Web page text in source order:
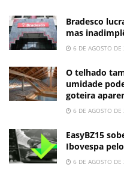
Bradesco
mas
6 DE AGOSTO DE
O telhado
umidade
goteira
6 DE AGOSTO DE
EasyBZ15
Ibovespa
6 DE AGOSTO DE